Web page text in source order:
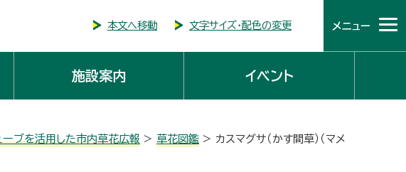
本文へ移動 文字サイズ・配色の変更 メニュー
施設案内 イベント
ーブを活用した市内草花広報 > 草花図鑑 > カスマグサ（かす間草）（マメ